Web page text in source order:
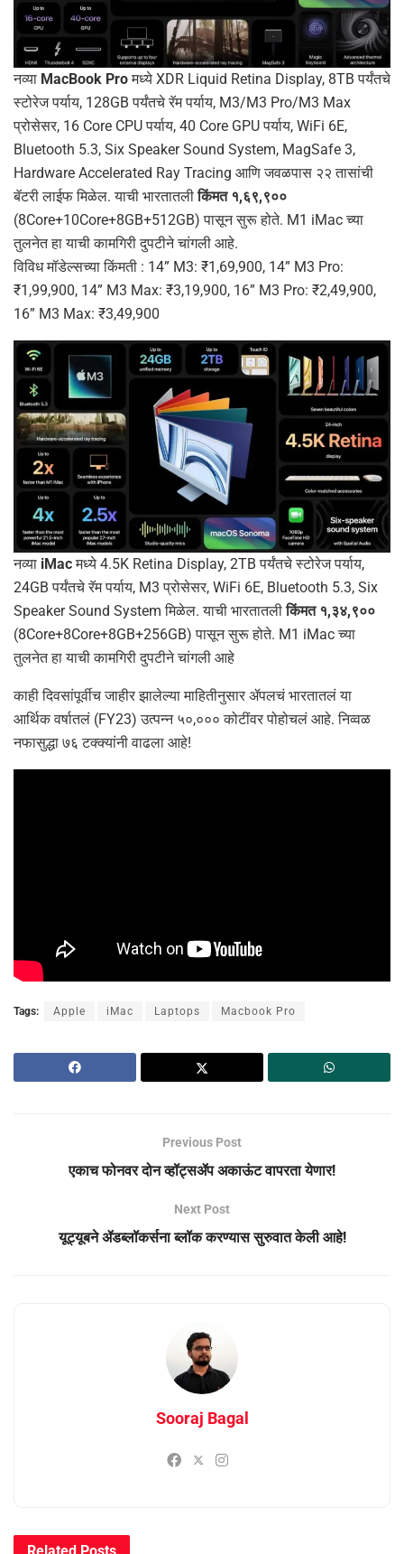
नव्या MacBook Proमध्ये XDR Liquid Retina Display, 8TB पर्यंतचे
स्टोरेज पर्याय, 128GB पर्यंतचे रॅम पर्याय, M3/M3 Pro/M3 Max
प्रोसेसर, 16 Core CPU पर्याय, 40 Core GPU पर्याय, WiFi 6E,
Bluetooth 5.3, Six Speaker Sound System, MagSafe 3,
Hardware Accelerated Ray Tracing आणि जवळपास २२ तासांची
बॅटरी लाईफ मिळेल. याची भारतातलीकिंमत १,६९,९००
(8Core+10Core+8GB+512GB) पासून सुरू होते. M1 iMac च्या
तुलनेत हा याची कामगिरी दुपटीने चांगली आहे.
विविध मॉडेल्सच्या किंमती : 14” M3: ₹1,69,900, 14” M3 Pro:
₹1,99,900, 14” M3 Max: ₹3,19,900, 16” M3 Pro: ₹2,49,900,
16” M3 Max: ₹3,49,900
नव्या iMacमध्ये 4.5K Retina Display, 2TB पर्यंतचे स्टोरेज पर्याय,
24GB पर्यंतचे रॅम पर्याय, M3 प्रोसेसर, WiFi 6E, Bluetooth 5.3, Six
Speaker Sound System मिळेल. याची भारतातलीकिंमत १,३४,९००
(8Core+8Core+8GB+256GB) पासून सुरू होते. M1 iMac च्या
तुलनेत हा याची कामगिरी दुपटीने चांगली आहे
काही दिवसांपूर्वीच जाहीर झालेल्या माहितीनुसार ॲपलचं भारतातलं या
आर्थिक वर्षातलं (FY23) उत्पन्न ५०,००० कोटींवर पोहोचलं आहे. निव्वळ
नफासुद्धा ७६ टक्क्यांनी वाढला आहे!
Tags: Apple iMac Laptops Macbook Pro
Previous Post
एकाच फोनवर दोन व्हॉट्सॲप अकाऊंट वापरता येणार!
Next Post
यूट्यूबने ॲडब्लॉकर्सना ब्लॉक करण्यास सुरुवात केली आहे!
Sooraj Bagal